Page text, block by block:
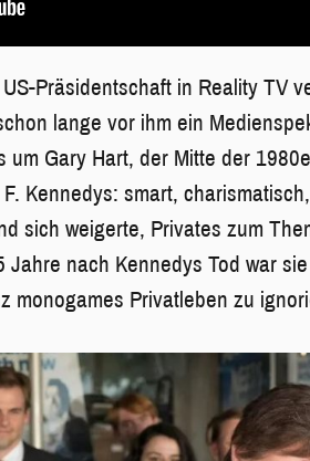
Präsidentschaft in Reality TV
lange vor ihm ein
um Gary Hart, der Mitte der
Kennedys: smart,
sich weigerte, Privates zum
Jahre nach Kennedys Tod war
monogames Privatleben zu